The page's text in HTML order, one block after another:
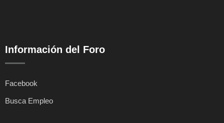
Información del Foro
Facebook
Busca Empleo